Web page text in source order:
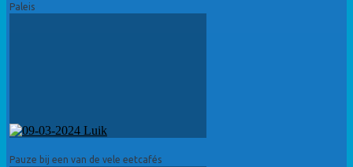
Paleis
Pauze bij een van de vele eetcafés